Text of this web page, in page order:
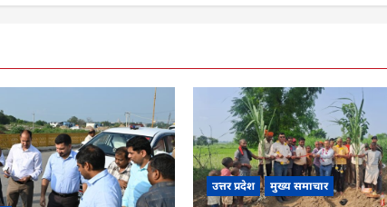
उत्तर प्रदेश मुख्य समाचार